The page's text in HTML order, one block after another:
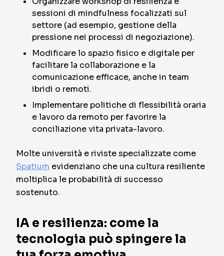
sessioni di mindfulness focalizzati sul
settore (ad esempio, gestione della
pressione nei processi di negoziazione).
Modificare lo spazio fisico e digitale per
facilitare la collaborazione e la
comunicazione efficace, anche in team
ibridi o remoti.
Implementare politiche di flessibilità oraria
e lavoro da remoto per favorire la
conciliazione vita privata-lavoro.
Molte università e riviste specializzate come
Spatium evidenziano che una cultura resiliente
moltiplica le probabilità di successo
sostenuto.
IA e resilienza: come la
tecnologia può spingere la